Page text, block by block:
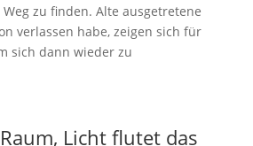
zu finden. Alte ausgetretene
verlassen habe, zeigen sich für
sich dann wieder zu
Licht flutet das